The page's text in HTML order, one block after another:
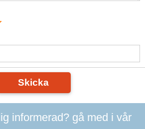
Skicka
informerad? gå med i vår